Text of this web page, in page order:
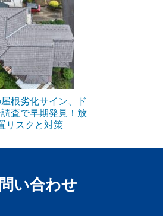
根劣化サイン、ド
査で早期発見！放
リスクと対策
い合わせ